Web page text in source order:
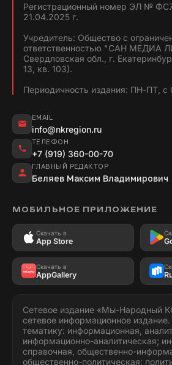
Регистрационный номер ЭЛ №
21.04.2025 г.
Учредитель: Общество с
ответственностью "САН МЕДИА
Свердловская обл., г.
13, кв. 103).
Периодичность издания: ПН-ПТ, с
EMAIL
info@nkregion.ru
ТЕЛЕФОН
+7 (919) 360-00-70
ГЛАВНЫЙ РЕДАКТОР
Беляев Максим Владимирович
МОБИЛЬНОЕ ПРИЛОЖЕНИЕ
Скачать в
App Store
Скачать в
AppGallery
Сетевое издание «Мы-Народный
сетевое информационное
тематику: информационная,
информационно-аналитическая;
справочная, общественно-
общественно-политическая;